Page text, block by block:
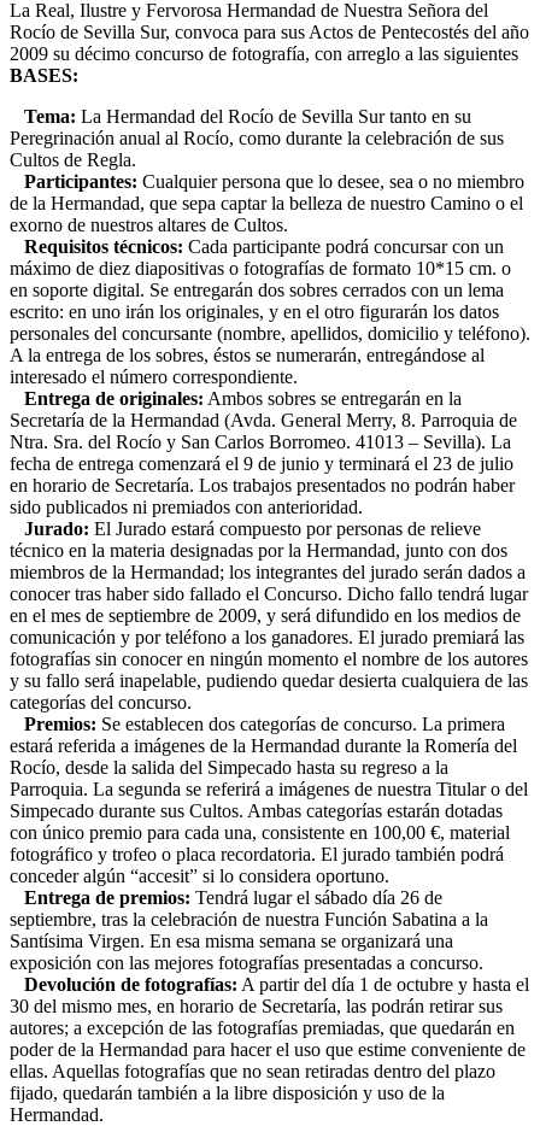
La Real, Ilustre y Fervorosa Hermandad de Nuestra Señora del
Rocío de Sevilla Sur, convoca para sus Actos de Pentecostés del año
2009 su décimo concurso de fotografía, con arreglo a las siguientes
BASES:
Tema: La Hermandad del Rocío de Sevilla Sur tanto en su
Peregrinación anual al Rocío, como durante la celebración de sus
Cultos de Regla.
Participantes: Cualquier persona que lo desee, sea o no miembro
de la Hermandad, que sepa captar la belleza de nuestro Camino o el
exorno de nuestros altares de Cultos.
Requisitos técnicos: Cada participante podrá concursar con un
máximo de diez diapositivas o fotografías de formato 10*15 cm. o
en soporte digital. Se entregarán dos sobres cerrados con un lema
escrito: en uno irán los originales, y en el otro figurarán los datos
personales del concursante (nombre, apellidos, domicilio y teléfono).
A la entrega de los sobres, éstos se numerarán, entregándose al
interesado el número correspondiente.
Entrega de originales: Ambos sobres se entregarán en la
Secretaría de la Hermandad (Avda. General Merry, 8. Parroquia de
Ntra. Sra. del Rocío y San Carlos Borromeo. 41013 – Sevilla). La
fecha de entrega comenzará el 9 de junio y terminará el 23 de julio
en horario de Secretaría. Los trabajos presentados no podrán haber
sido publicados ni premiados con anterioridad.
Jurado: El Jurado estará compuesto por personas de relieve
técnico en la materia designadas por la Hermandad, junto con dos
miembros de la Hermandad; los integrantes del jurado serán dados a
conocer tras haber sido fallado el Concurso. Dicho fallo tendrá lugar
en el mes de septiembre de 2009, y será difundido en los medios de
comunicación y por teléfono a los ganadores. El jurado premiará las
fotografías sin conocer en ningún momento el nombre de los autores
y su fallo será inapelable, pudiendo quedar desierta cualquiera de las
categorías del concurso.
Premios: Se establecen dos categorías de concurso. La primera
estará referida a imágenes de la Hermandad durante la Romería del
Rocío, desde la salida del Simpecado hasta su regreso a la
Parroquia. La segunda se referirá a imágenes de nuestra Titular o del
Simpecado durante sus Cultos. Ambas categorías estarán dotadas
con único premio para cada una, consistente en 100,00 €, material
fotográfico y trofeo o placa recordatoria. El jurado también podrá
conceder algún “accesit” si lo considera oportuno.
Entrega de premios: Tendrá lugar el sábado día 26 de
septiembre, tras la celebración de nuestra Función Sabatina a la
Santísima Virgen. En esa misma semana se organizará una
exposición con las mejores fotografías presentadas a concurso.
Devolución de fotografías: A partir del día 1 de octubre y hasta el
30 del mismo mes, en horario de Secretaría, las podrán retirar sus
autores; a excepción de las fotografías premiadas, que quedarán en
poder de la Hermandad para hacer el uso que estime conveniente de
ellas. Aquellas fotografías que no sean retiradas dentro del plazo
fijado, quedarán también a la libre disposición y uso de la
Hermandad.